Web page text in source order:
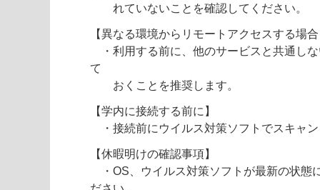
れていないことを確認してください。
【異なる環境からリモートアクセスする場
・利用する前に、他のサービスと共通し
て
おくことを推奨します。
【学内に接続する前に】
・接続前にウイルス対策ソフトでスキャ
【休暇明けの確認事項】
・OS、ウイルス対策ソフトが最新の状態